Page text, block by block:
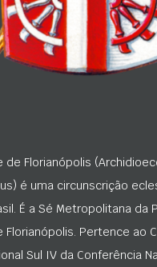
de Florianópolis
é uma circunscrição
É a Sé Metropolitana da
Florianópolis. Pertence ao
Sul IV da Conferência